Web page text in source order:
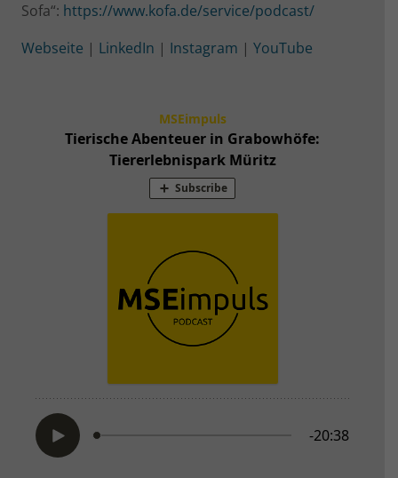
Sofa“: https://www.kofa.de/service/podcast/
Webseite | LinkedIn | Instagram | YouTube